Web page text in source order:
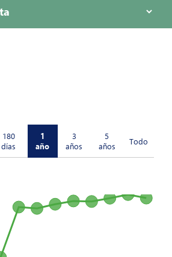
180
días
1
año
3
años
5
años
Todo